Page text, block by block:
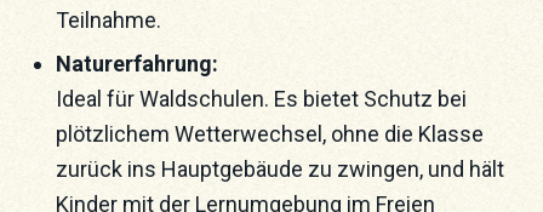
Teilnahme.
Naturerfahrung:
Ideal für Waldschulen. Es bietet Schutz bei
plötzlichem Wetterwechsel, ohne die Klasse
zurück ins Hauptgebäude zu zwingen, und hält
Kinder mit der Lernumgebung im Freien